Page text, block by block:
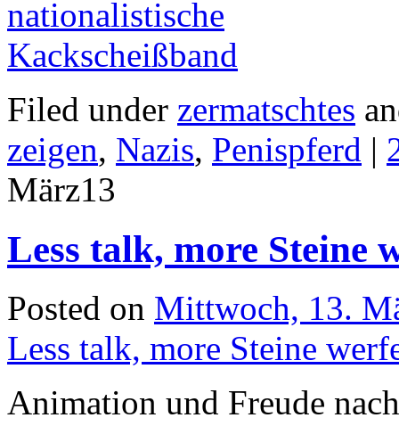
Filed under zermatschtes
zeigen, Nazis, Penispferd |
März13
Less talk, more Steine
Posted on Mittwoch, 13.
Less talk, more Steine
Animation und Freude